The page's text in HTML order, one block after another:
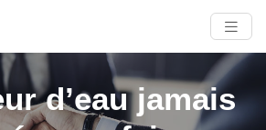
d’eau jamais